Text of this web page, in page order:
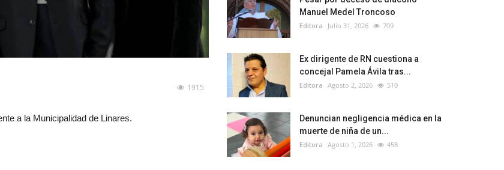
1915
a la Municipalidad de Linares.
Manuel Medel Troncoso
Editora Julio 31, 2026 709
Ex dirigente de RN cuestiona a
concejal Pamela Ávila tras...
Editora Agosto 2, 2026 510
Denuncian negligencia médica en la
muerte de niña de un...
Editora Agosto 1, 2026 458